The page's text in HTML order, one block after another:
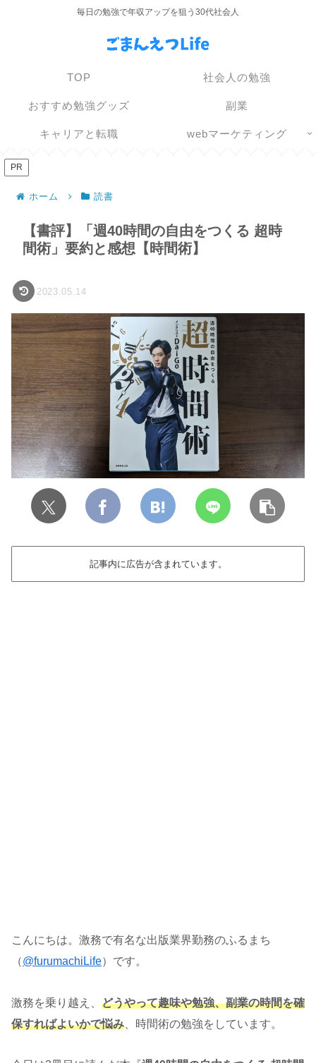
毎日の勉強で年収アップを狙う30代社会人
TOP 社会人の勉強
おすすめ勉強グッズ 副業
キャリアと転職 webマーケティング
PR
ホーム 読書
【書評】「週40時間の自由をつくる 超時
間術」要約と感想【時間術】
2023.05.14
記事内に広告が含まれています。
こんにちは。激務で有名な出版業界勤務のふるまち
（@furumachiLife）です。
激務を乗り越え、 どうやって趣味や勉強、副業の時間を確
保すればよいかで悩み 、時間術の勉強をしています。